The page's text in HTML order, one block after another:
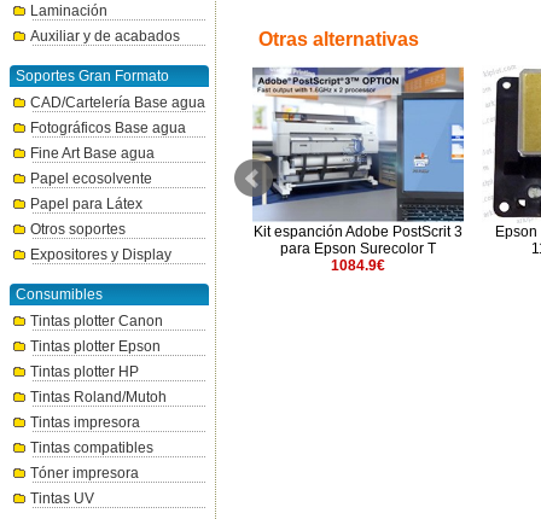
Laminación
Auxiliar y de acabados
Soportes Gran Formato
CAD/Cartelería Base agua
Fotográficos Base agua
Fine Art Base agua
Papel ecosolvente
Papel para Látex
Otros soportes
Expositores y Display
Consumibles
Tintas plotter Canon
Tintas plotter Epson
Tintas plotter HP
Tintas Roland/Mutoh
Tintas impresora
Tintas compatibles
Tóner impresora
Tintas UV
Otras alternativas
Lona de salida de papel
enrollable para Epson Stylus
Pro 11880 (C12C890401)
440€
Kit espanción Adobe PostScrit 3
para Epson Surecolor T
1084.9€